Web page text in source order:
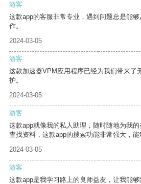
游客
这款app的客服非常专业，遇到问题总是能
作。
2024-03-05
游客
这款加速器VPM应用程序已经为我们带来了
护。
2024-03-05
游客
这款app就像我的私人助理，随时随地为我
查找资料，这款app的搜索功能非常强大，能
2024-03-05
游客
这款app是我学习路上的良师益友，让我能